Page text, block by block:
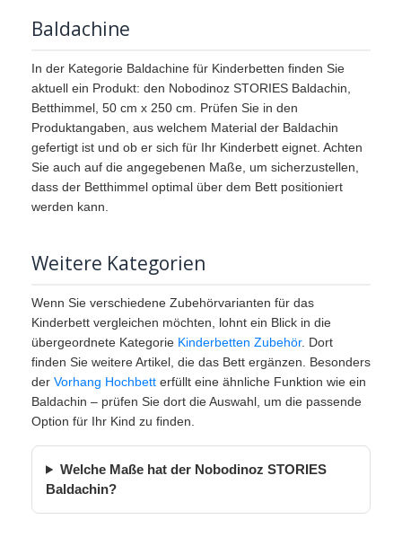
Baldachine
In der Kategorie Baldachine für Kinderbetten finden Sie
aktuell ein Produkt: den Nobodinoz STORIES Baldachin,
Betthimmel, 50 cm x 250 cm. Prüfen Sie in den
Produktangaben, aus welchem Material der Baldachin
gefertigt ist und ob er sich für Ihr Kinderbett eignet. Achten
Sie auch auf die angegebenen Maße, um sicherzustellen,
dass der Betthimmel optimal über dem Bett positioniert
werden kann.
Weitere Kategorien
Wenn Sie verschiedene Zubehörvarianten für das
Kinderbett vergleichen möchten, lohnt ein Blick in die
übergeordnete Kategorie Kinderbetten Zubehör. Dort
finden Sie weitere Artikel, die das Bett ergänzen. Besonders
der Vorhang Hochbett erfüllt eine ähnliche Funktion wie ein
Baldachin – prüfen Sie dort die Auswahl, um die passende
Option für Ihr Kind zu finden.
Welche Maße hat der Nobodinoz STORIES
Baldachin?